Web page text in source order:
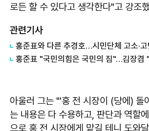
로든 할 수 있다고 생각한다"고 강조
관련기사
홍준표와 다른 추경호…시민단체 고소·
홍준표 "국민의힘은 국민의 짐"…김장겸
아울러 그는 "'홍 전 시장이 (당에) 돌
는 내용은 다 수용하고, 판단과 역할
으로 홍 전 시장에게 맡길 테니 도와